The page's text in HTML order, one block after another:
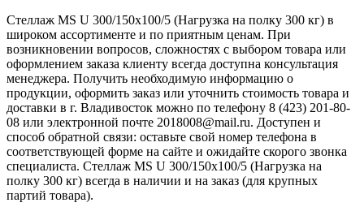
Стеллаж MS U 300/150x100/5 (Нагрузка на полку 300 кг) в
широком ассортименте и по приятным ценам. При
возникновении вопросов, сложностях с выбором товара или
оформлением заказа клиенту всегда доступна консультация
менеджера. Получить необходимую информацию о
продукции, оформить заказ или уточнить стоимость товара и
доставки в г. Владивосток можно по телефону 8 (423) 201-80-
08 или электронной почте 2018008@mail.ru. Доступен и
способ обратной связи: оставьте свой номер телефона в
соответствующей форме на сайте и ожидайте скорого звонка
специалиста. Стеллаж MS U 300/150x100/5 (Нагрузка на
полку 300 кг) всегда в наличии и на заказ (для крупных
партий товара).